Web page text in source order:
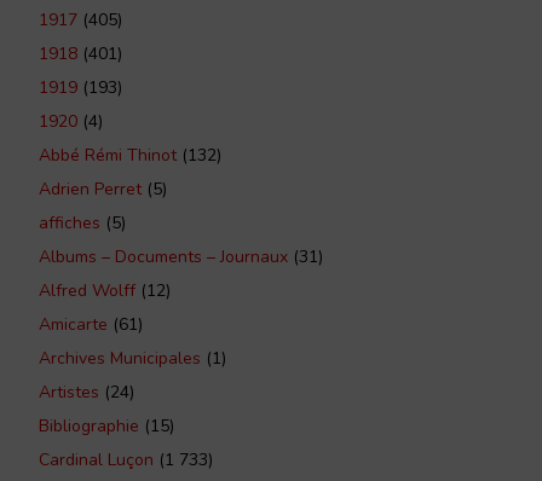
1917 (405)
1918 (401)
1919 (193)
1920 (4)
Abbé Rémi Thinot(132)
Adrien Perret(5)
affiches (5)
Albums – Documents – Journaux (31)
Alfred Wolff (12)
Amicarte (61)
Archives Municipales (1)
Artistes (24)
Bibliographie (15)
Cardinal Luçon (1 733)